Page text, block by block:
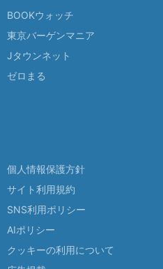
BOOKウォッチ
東京バーゲンマニア
Jタウンネット
ゼロまる
個人情報保護方針
サイト利用規約
SNS利用ポリシー
AIポリシー
クッキーの利用について